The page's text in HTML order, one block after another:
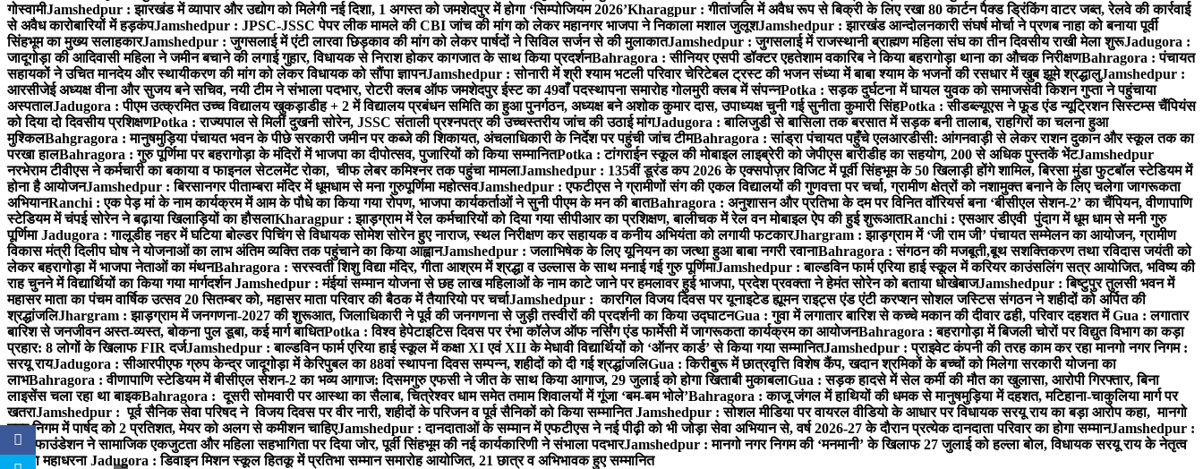
गोस्वामीJamshedpur : झारखंड में व्यापार और उद्योग को मिलेगी नई दिशा, 1 अगस्त को जमशेदपुर में होगा ‘सिम्पोजियम 2026’Kharagpur : गीतांजलि में अवैध रूप से बिक्री के लिए रखा 80 कार्टन पैक्ड ड्रिंकिंग वाटर जब्त, रेलवे की कार्रवाई
से अवैध कारोबारियों में हड़कंपJamshedpur : JPSC-JSSC पेपर लीक मामले की CBI जांच की मांग को लेकर महानगर भाजपा ने निकाला मशाल जुलूशJamshedpur : झारखंड आन्दोलनकारी संघर्ष मोर्चा ने प्रणब नाहा को बनाया पूर्वी
सिंहभूम का मुख्य सलाहकारJamshedpur : जुगसलाई में एंटी लारवा छिड़काव की मांग को लेकर पार्षदों ने सिविल सर्जन से की मुलाकातJamshedpur : जुगसलाई में राजस्थानी ब्राह्मण महिला संघ का तीन दिवसीय राखी मेला शुरूJadugora :
जादूगोड़ा की आदिवासी महिला ने जमीन बचाने की लगाई गुहार, विधायक से निराश होकर कागजात के साथ किया प्रदर्शनBahragora : सीनियर एसपी डॉक्टर एहतेशाम वकारिब ने किया बहरागोड़ा थाना का औचक निरीक्षणBahragora : पंचायत
सहायकों ने उचित मानदेय और स्थायीकरण की मांग को लेकर विधायक को सौंपा ज्ञापनJamshedpur : सोनारी में श्री श्याम भटली परिवार चेरिटेबल ट्रस्ट की भजन संध्या में बाबा श्याम के भजनों की रसधार में खुब झूमे श्रद्धालुJamshedpur :
आरसीजेई अध्यक्ष वीना और सुजय बने सचिव, नयी टीम ने संभाला पदभार, रोटरी क्लब ऑफ जमशेदपुर ईस्ट का 49वाँ पदस्थापना समारोह गोलमुरी क्लब में संपन्नPotka : सड़क दुर्घटना में घायल युवक को समाजसेवी किशन गुप्ता ने पहुंचाया
अस्पतालJadugora : पीएम उत्क्रमित उच्च विद्यालय खुकड़ाडीह + 2 में विद्यालय प्रबंधन समिति का हुआ पुनर्गठन, अध्यक्ष बने अशोक कुमार दास, उपाध्यक्ष चुनी गई सुनीता कुमारी सिंहPotka : सीडब्ल्यूएस ने फूड एंड न्यूट्रिशन सिस्टम्स चैंपियंस
को दिया दो दिवसीय प्रशिक्षणPotka : राज्यपाल से मिलीं दुखनी सोरेन, JSSC संताली प्रश्नपत्र की उच्चस्तरीय जांच की उठाई मांगJadugora : बालिजुडी से बासिला तक बरसात में सड़क बनी तालाब, राहगिरों का चलना हुआ
मुश्किलBahgragora : मानुषमुड़िया पंचायत भवन के पीछे सरकारी जमीन पर कब्जे की शिकायत, अंचलाधिकारी के निर्देश पर पहुंची जांच टीमBahragora : सांड्रा पंचायत पहुँचे एलआरडीसी: आंगनवाड़ी से लेकर राशन दुकान और स्कूल तक का
परखा हालBahragora : गुरु पूर्णिमा पर बहरागोड़ा के मंदिरों में भाजपा का दीपोत्सव, पुजारियों को किया सम्मानितPotka : टांगराईन स्कूल की मोबाइल लाइब्रेरी को जेपीएस बारीडीह का सहयोग, 200 से अधिक पुस्तकें भेंटJamshedpur
नरभेराम टीवीएस ने कर्मचारी का बकाया व फाइनल सेटलमेंट रोका, चीफ लेबर कमिश्नर तक पहुंचा मामलाJamshedpur : 135वीं डूरंड कप 2026 के एक्सपोज़र विजिट में पूर्वी सिंहभूम के 50 खिलाड़ी होंगे शामिल, बिरसा मुंडा फुटबॉल स्टेडियम में
होना है आयोजनJamshedpur : बिरसानगर पीताम्बरा मंदिर में धूमधाम से मना गुरुपूर्णिमा महोत्सवJamshedpur : एफटीएस ने ग्रामीणों संग की एकल विद्यालयों की गुणवत्ता पर चर्चा, ग्रामीण क्षेत्रों को नशामुक्त बनाने के लिए चलेगा जागरूकता
अभियानRanchi : एक पेड़ मां के नाम कार्यक्रम में आम के पौधे का किया गया रोपण, भाजपा कार्यकर्ताओं ने सुनी पीएम के मन की बातBahragora : अनुशासन और प्रतिभा के दम पर विनित वॉरियर्स बना ‘बीसीएल सेशन-2’ का चैंपियन, वीणापाणि
स्टेडियम में चंपई सोरेन ने बढ़ाया खिलाड़ियों का हौसलाKharagpur : झाड़ग्राम में रेल कर्मचारियों को दिया गया सीपीआर का प्रशिक्षण, बालीचक में रेल वन मोबाइल ऐप की हुई शुरूआतRanchi : एसआर डीएवी पुंदाग में धूम धाम से मनी गुरु
पूर्णिमाJadugora : गालूडीह नहर में घटिया बोल्डर पिचिंग से विधायक सोमेश सोरेन हुए नाराज, स्थल निरीक्षण कर सहायक व कनीय अभियंता को लगायी फटकारJhargram : झाड़ग्राम में ‘जी राम जी’ पंचायत सम्मेलन का आयोजन, ग्रामीण
विकास मंत्री दिलीप घोष ने योजनाओं का लाभ अंतिम व्यक्ति तक पहुंचाने का किया आह्वानJamshedpur : जलाभिषेक के लिए यूनियन का जत्था हुआ बाबा नगरी रवानाBahragora : संगठन की मजबूती,बूथ सशक्तिकरण तथा रविदास जयंती को
लेकर बहरागोड़ा में भाजपा नेताओं का मंथनBahragora : सरस्वती शिशु विद्या मंदिर, गीता आश्रम में श्रद्धा व उल्लास के साथ मनाई गई गुरु पूर्णिमाJamshedpur : बाल्डविन फार्म एरिया हाई स्कूल में करियर काउंसलिंग सत्र आयोजित, भविष्य की
राह चुनने में विद्यार्थियों का किया गया मार्गदर्शनJamshedpur : मंईयां सम्मान योजना से छह लाख महिलाओं के नाम काटे जाने पर हमलावर हुई भाजपा, प्रदेश प्रवक्ता ने हेमंत सोरेन को बताया धोखेबाजJamshedpur : बिष्टुपुर तुलसी भवन में
महासर माता का पंचम वार्षिक उत्सव 20 सितम्बर को, महासर माता परिवार की बैठक में तैयारियो पर चर्चाJamshedpur : कारगिल विजय दिवस पर यूनाइटेड ह्यूमन राइट्स एंड एंटी करप्शन सोशल जस्टिस संगठन ने शहीदों को अर्पित की
श्रद्धांजलिJhargram : झाड़ग्राम में जनगणना-2027 की शुरूआत, जिलाधिकारी ने पूर्व की जनगणना से जुड़ी तस्वीरों की प्रदर्शनी का किया उद्घाटनGua : गुवा में लगातार बारिश से कच्चे मकान की दीवार ढही, परिवार दहशत मेंGua : लगातार
बारिश से जनजीवन अस्त-व्यस्त, बोकना पुल डूबा, कई मार्ग बाधितPotka : विश्व हेपेटाइटिस दिवस पर रंभा कॉलेज ऑफ नर्सिंग एंड फार्मेसी में जागरूकता कार्यक्रम का आयोजनBahragora : बहरागोड़ा में बिजली चोरों पर विद्युत विभाग का कड़ा
प्रहार: 8 लोगों के खिलाफ FIR दर्जJamshedpur : बाल्डविन फार्म एरिया हाई स्कूल में कक्षा XI एवं XII के मेधावी विद्यार्थियों को ‘ऑनर कार्ड’ से किया गया सम्मानितJamshedpur : प्राइवेट कंपनी की तरह काम कर रहा मानगो नगर निगम :
सरयू रायJadugora : सीआरपीएफ ग्रुप केन्द्र जादूगोड़ा में केरिपुबल का 88वां स्थापना दिवस सम्पन्न, शहीदों को दी गई श्रद्धांजलिGua : किरीबुरू में छात्रवृत्ति विशेष कैंप, खदान श्रमिकों के बच्चों को मिलेगा सरकारी योजना का
लाभBahragora : वीणापाणि स्टेडियम में बीसीएल सेशन-2 का भव्य आगाज: दिसमगुरु एफसी ने जीत के साथ किया आगाज, 29 जुलाई को होगा खिताबी मुकाबलाGua : सड़क हादसे में सेल कर्मी की मौत का खुलासा, आरोपी गिरफ्तार, बिना
लाइसेंस चला रहा था बाइकBahragora : दूसरी सोमवारी पर आस्था का सैलाब, चित्रेश्वर धाम समेत तमाम शिवालयों में गूंजा ‘बम-बम भोले’Bahragora : काजू जंगल में हाथियों की धमक से मानुषमुड़िया में दहशत, मटिहाना-चाकुलिया मार्ग पर
खतराJamshedpur : पूर्व सैनिक सेवा परिषद ने विजय दिवस पर वीर नारी, शहीदों के परिजन व पूर्व सैनिकों को किया सम्मानितJamshedpur : सोशल मीडिया पर वायरल वीडियो के आधार पर विधायक सरयू राय का बड़ा आरोप कहा, मानगो
नगर निगम में पार्षद को 2 प्रतिशत, मेयर को अलग से कमीशन चाहिएJamshedpur : दानदाताओं के सम्मान में एफटीएस ने नई पीढ़ी को भी जोड़ा सेवा अभियान से, वर्ष 2026-27 के दौरान प्रत्येक दानदाता परिवार का होगा सम्मानJamshedpur :
विप्र फाउंडेशन ने सामाजिक एकजुटता और महिला सहभागिता पर दिया जोर, पूर्वी सिंहभूम की नई कार्यकारिणी ने संभाला पदभारJamshedpur : मानगो नगर निगम की ‘मनमानी’ के खिलाफ 27 जुलाई को हल्ला बोल, विधायक सरयू राय के नेतृत्व
में होगा महाधरनाJadugora : डिवाइन मिशन स्कूल हितकू में प्रतिभा सम्मान समारोह आयोजित, 21 छात्र व अभिभावक हुए सम्मानित